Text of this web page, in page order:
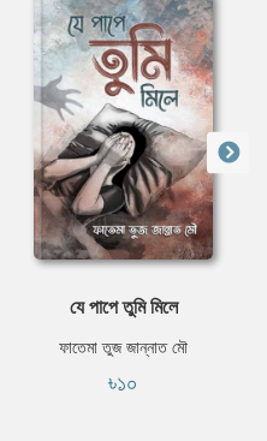
যে পাপে তুমি মিলে
ফাতেমা তুজ জান্নাত মৌ
৳১০